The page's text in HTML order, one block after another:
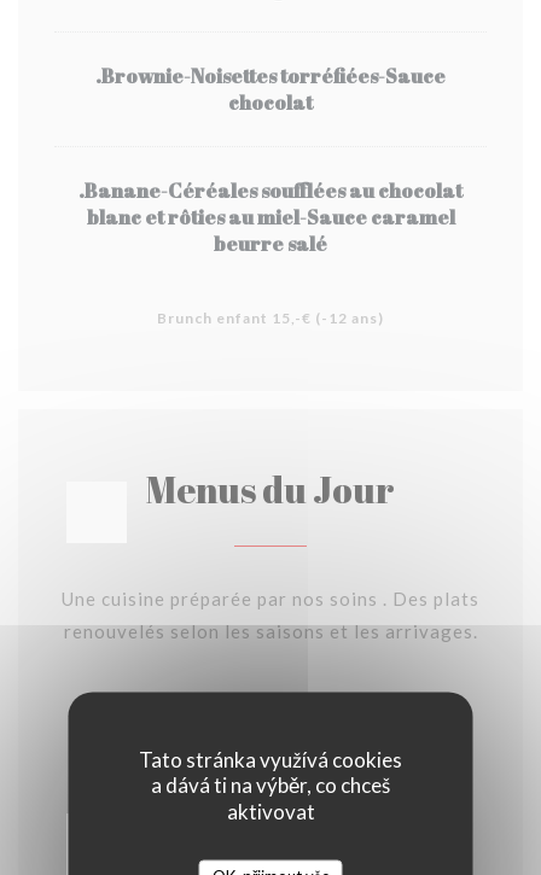
Tato stránka využívá cookies
a dává ti na výběr, co chceš
aktivovat
.Brownie-Noisettes torréfiées-Sauce
chocolat
.Banane-Céréales soufflées au chocolat
blanc et rôties au miel-Sauce caramel
beurre salé
Brunch enfant 15,-€ (-12 ans)
Menus du Jour
Une cuisine préparée par nos soins . Des plats
renouvelés selon les saisons et les arrivages.